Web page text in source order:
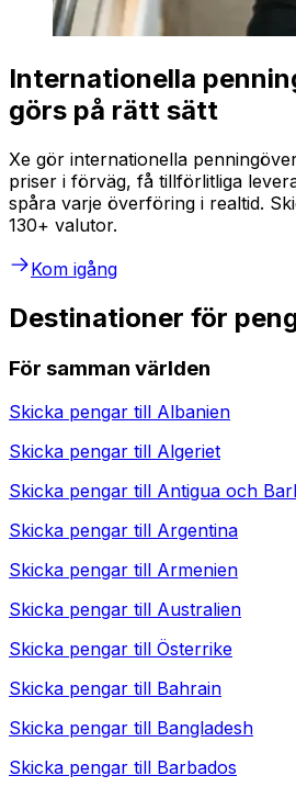
Internationella
görs på rätt sätt
Xe gör internationella
priser i förväg, få tillförlitliga
spåra varje överföring i realtid.
130+ valutor.
Kom igång
Destinationer för
För samman världen
Skicka pengar till Albanien
Skicka pengar till Algeriet
Skicka pengar till Antigua och
Skicka pengar till Argentina
Skicka pengar till Armenien
Skicka pengar till Australien
Skicka pengar till Österrike
Skicka pengar till Bahrain
Skicka pengar till Bangladesh
Skicka pengar till Barbados